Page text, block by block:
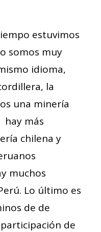
estuvimos
somos muy
idioma,
la
una minería
hay más
chilena y
muchos
Lo último es
de de
de